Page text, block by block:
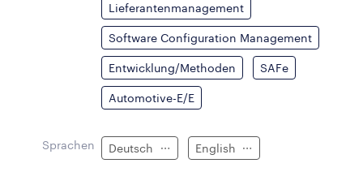
Lieferantenmanagement
Software Configuration Management
Entwicklung/Methoden SAFe
Automotive-E/E
Sprachen Deutsch English